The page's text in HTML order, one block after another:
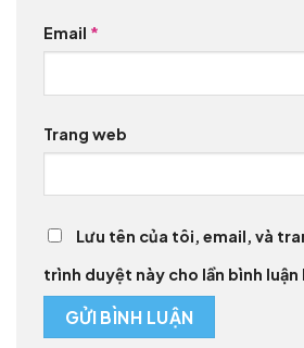
Email *
Trang web
Lưu tên của tôi, email, và
trình duyệt này cho lần bình